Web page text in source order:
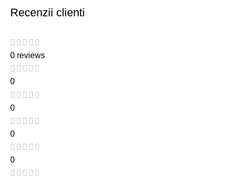
Recenzii clienti
0 reviews
0
0
0
0